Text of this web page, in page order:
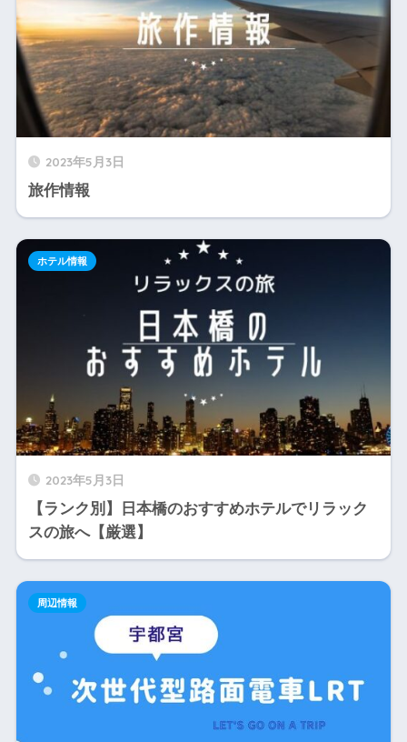
2023年5月3日
旅作情報
2023年5月3日
【ランク別】日本橋のおすすめホテルでリラック
スの旅へ【厳選】
ホテル情報
周辺情報